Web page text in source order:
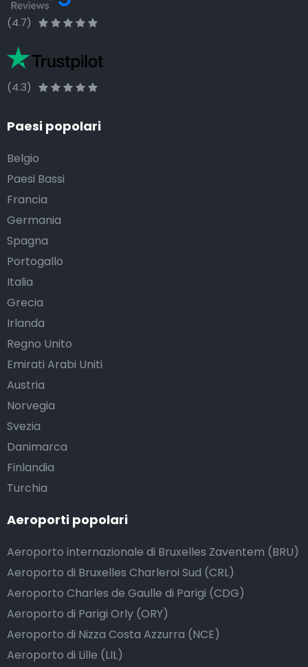
(4.7)
(4.3)
Paesi popolari
Belgio
Paesi Bassi
Francia
Germania
Spagna
Portogallo
Italia
Grecia
Irlanda
Regno Unito
Emirati Arabi Uniti
Austria
Norvegia
Svezia
Danimarca
Finlandia
Turchia
Aeroporti popolari
Aeroporto internazionale di Bruxelles Zaventem (BRU)
Aeroporto di Bruxelles Charleroi Sud (CRL)
Aeroporto Charles de Gaulle di Parigi (CDG)
Aeroporto di Parigi Orly (ORY)
Aeroporto di Nizza Costa Azzurra (NCE)
Aeroporto di Lille (LIL)